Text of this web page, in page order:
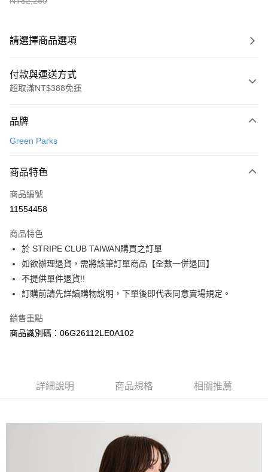
請選擇商品選項
付款與運送方式
超取滿NT$388免運
信用卡一次付款
3 期 0 利率 每期
合作金庫商業銀行
上海商業儲蓄銀行
臺灣中小企業銀行
匯豐（台灣）商業銀行
華泰商業銀行
聯邦商業銀行
遠東國際商業銀行
元大商業銀行
玉山商業銀行
星展（台灣）商業銀行
台灣樂天信用卡公司
超商取貨付款
LINE Pay
Apple Pay
街口支付
悠遊付
大哥付你分期
相關說明
流程，驗證手機門號後，選擇欲分期的期數、繳款截止日，確認付款後即完
1.分期款項不併入電信帳單，「大哥付你分期」於每月結算日後寄送繳費提
【關於「AFTEE先享後付」】
１．簡單：不需註冊會員、不需綁卡、不需儲值。
２．便利：只要手機號碼，簡訊認證，即可結帳。
３．安心：先確認商品／服務後，再付款。
【「AFTEE先享後付」結帳流程】
每筆NT$60，滿NT$388(含以上)免運費
品牌
Green Parks
商品特色
商品編號
11554458
商品特色
於 STRIPE CLUB TAIWAN購買之訂單
如欲辦理退貨，需將該筆訂單商品【全數一併退回】
不提供單件退貨!!
訂購前請先詳讀購物說明，下單後即代表同意賣場規定。
銷售重點
商品識別碼：06G26112LE0A102
詳細說明 商品規格 相關推薦